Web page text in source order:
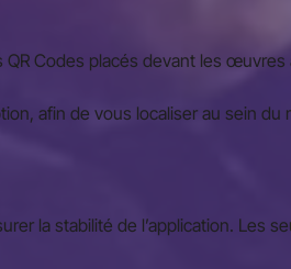
Codes placés devant les
afin de vous localiser au sein
la stabilité de l’application. Les